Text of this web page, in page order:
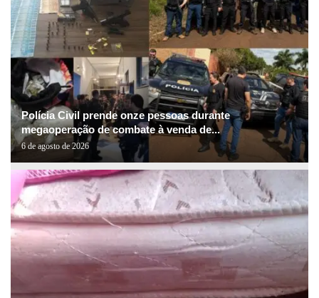
Polícia Civil prende onze pessoas durante
megaoperação de combate à venda de...
6 de agosto de 2026